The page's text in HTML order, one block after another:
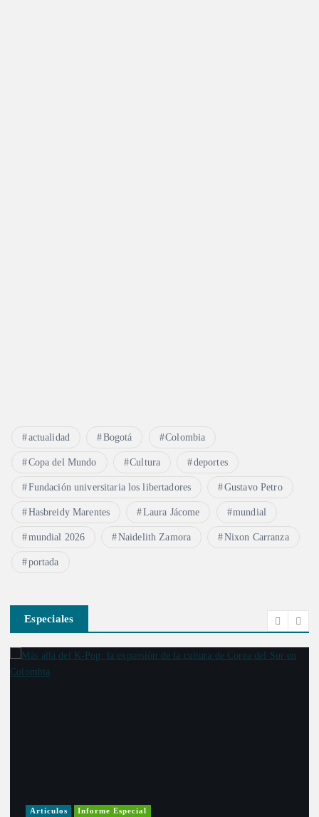
actualidad Bogotá Colombia
Copa del Mundo Cultura deportes
Fundación universitaria los libertadores Gustavo Petro
Hasbreidy Marentes Laura Jácome mundial
mundial 2026 Naidelith Zamora Nixon Carranza
portada
Especiales
Artículos Informe Especial